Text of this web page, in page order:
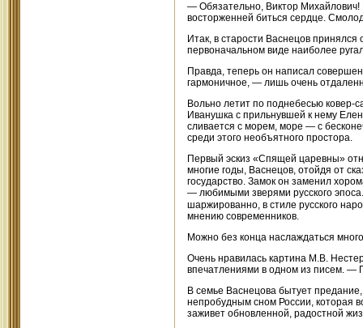
— Обязательно, Виктор Михайлович!
восторженней биться сердце.
Итак, в старости Васнецов
первоначальном виде наиболее
Правда, теперь он написал
гармоничное, — лишь очень
Вольно летит по поднебесью ковер-
Иванушка с прильнувшей к нему
сливается с морем, море — с
среди этого необъятного простора.
Первый эскиз «Спящей царевны»
многие годы, Васнецов, отойдя от
государство. Замок он заменил
— любимыми зверями русского
шаржированно, в стиле русского
мнению современников.
Можно без конца наслаждаться
Очень нравилась картина М.В.
впечатлениями в одном из писем. —
В семье Васнецова бытует
непробудным сном России, которая
заживет обновленной, радостной